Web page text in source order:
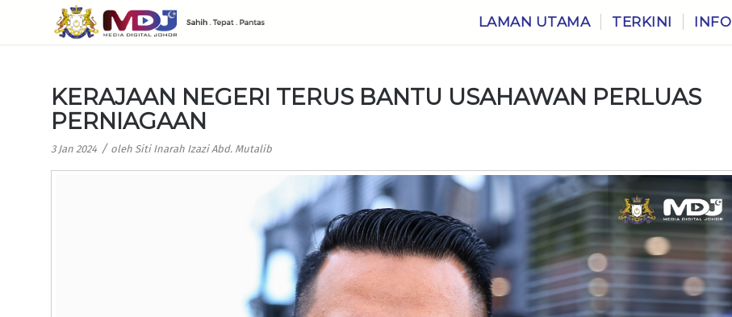
LAMAN UTAMA TERKINI INFO
KERAJAAN NEGERI TERUS BANTU USAHAWAN PERLUAS
PERNIAGAAN
3 Jan 2024 / oleh Siti Inarah Izazi Abd. Mutalib